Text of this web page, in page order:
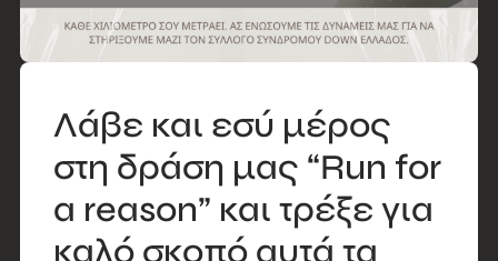
Λάβε και εσύ μέρος
στη δράση μας “Run for
a reason” και τρέξε για
καλό σκοπό αυτά τα